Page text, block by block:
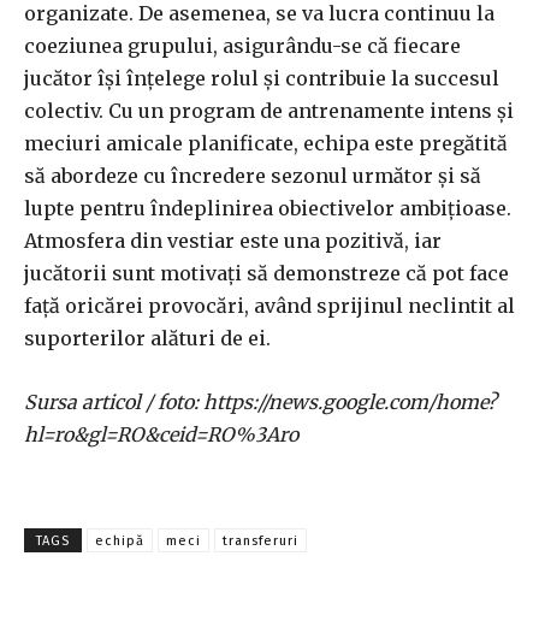
organizate. De asemenea, se va lucra continuu la
coeziunea grupului, asigurându-se că fiecare
jucător își înțelege rolul și contribuie la succesul
colectiv. Cu un program de antrenamente intens și
meciuri amicale planificate, echipa este pregătită
să abordeze cu încredere sezonul următor și să
lupte pentru îndeplinirea obiectivelor ambițioase.
Atmosfera din vestiar este una pozitivă, iar
jucătorii sunt motivați să demonstreze că pot face
față oricărei provocări, având sprijinul neclintit al
suporterilor alături de ei.
Sursa articol / foto: https://news.google.com/home?
hl=ro&gl=RO&ceid=RO%3Aro
TAGS echipă meci transferuri